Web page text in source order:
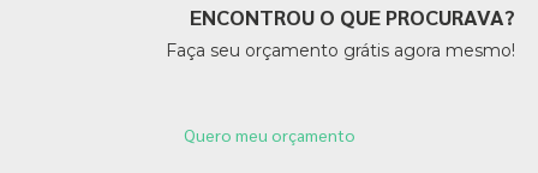
ENCONTROU O QUE PROCURAVA?
Faça seu orçamento grátis agora mesmo!
Quero meu orçamento